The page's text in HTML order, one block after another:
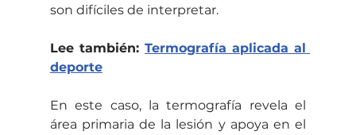
son difíciles de interpretar.
Lee también: Termografía aplicada al
deporte
En este caso, la termografía revela el
área primaria de la lesión y apoya en el